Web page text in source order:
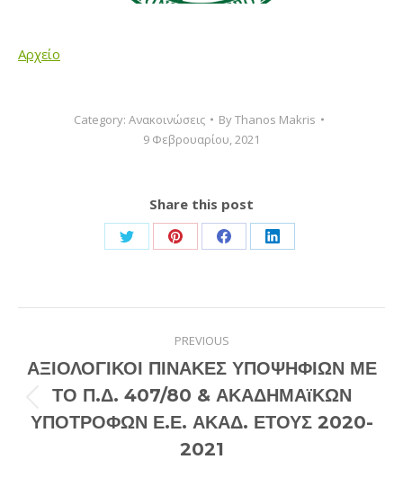
Αρχείο
Category: Ανακοινώσεις ByThanos Makris
9 Φεβρουαρίου, 2021
Share this post
Share
Twitter
Share
Pinterest
Share
Facebook
Share
LinkedIn
navigation
PREVIOUS
Previous
post:
ΑΞΙΟΛΟΓΙΚΟΙ ΠΙΝΑΚΕΣ ΥΠΟΨΗΦΙΩΝ ΜΕ
ΤΟ Π.Δ. 407/80 & ΑΚΑΔΗΜΑϊΚΩΝ
ΥΠΟΤΡΟΦΩΝ Ε.Ε. ΑΚΑΔ. ΕΤΟΥΣ 2020-
2021